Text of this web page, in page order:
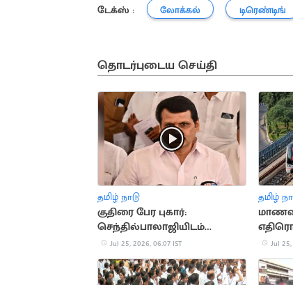
டேக்ஸ் : லோக்கல் டிரெண்டிங்
தொடர்புடைய செய்தி
தமிழ் நாடு
குதிரை பேர புகார்:
செந்தில்பாலாஜியிடம்
விசாரணை
Jul 25, 2026, 06:07 IST
தமிழ்
Jul